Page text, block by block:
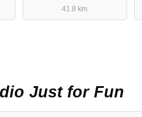
41.8 km
Just for Fun